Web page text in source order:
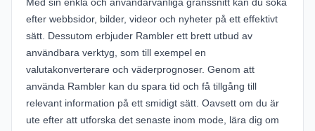
Med sin enkla och användarvänliga gränssnitt kan du söka
efter webbsidor, bilder, videor och nyheter på ett effektivt
sätt. Dessutom erbjuder Rambler ett brett utbud av
användbara verktyg, som till exempel en
valutakonverterare och väderprognoser. Genom att
använda Rambler kan du spara tid och få tillgång till
relevant information på ett smidigt sätt. Oavsett om du är
ute efter att utforska det senaste inom mode, lära dig om